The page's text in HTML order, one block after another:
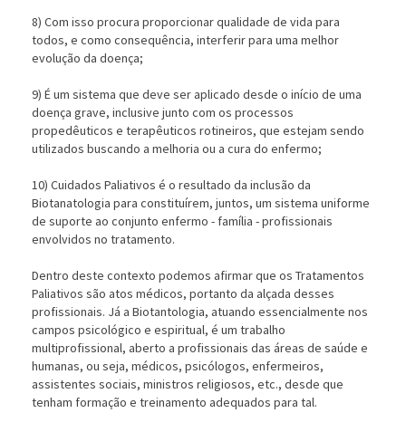
8) Com isso procura proporcionar qualidade de vida para
todos, e como consequência, interferir para uma melhor
evolução da doença;
9) É um sistema que deve ser aplicado desde o início de uma
doença grave, inclusive junto com os processos
propedêuticos e terapêuticos rotineiros, que estejam sendo
utilizados buscando a melhoria ou a cura do enfermo;
10) Cuidados Paliativos é o resultado da inclusão da
Biotanatologia para constituírem, juntos, um sistema uniforme
de suporte ao conjunto enfermo - família - profissionais
envolvidos no tratamento.
Dentro deste contexto podemos afirmar que os Tratamentos
Paliativos são atos médicos, portanto da alçada desses
profissionais. Já a Biotantologia, atuando essencialmente nos
campos psicológico e espiritual, é um trabalho
multiprofissional, aberto a profissionais das áreas de saúde e
humanas, ou seja, médicos, psicólogos, enfermeiros,
assistentes sociais, ministros religiosos, etc., desde que
tenham formação e treinamento adequados para tal.